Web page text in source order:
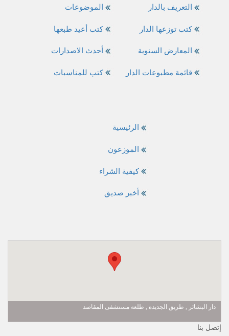
الموضوعات
كتب أعيد طبعها
أحدث الاصدارات
كتب للمناسبات
التعريف بالدار
كتب توزعها الدار
المعارض السنوية
قائمة مطبوعات الدار
الرئيسية
الموزعون
كيفية الشراء
أخبر صديق
دار البشائر , طريق الجديدة , طلعة مستشفى المقاصد
إتصل بنا